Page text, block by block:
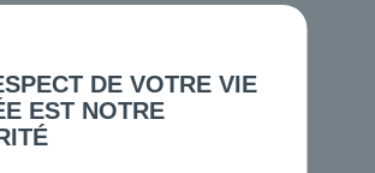
contrôlé et sécurisé
d'actifs optimale et une
travail épanouissante
nos solutions
DE VOTRE VIE
EST NOTRE